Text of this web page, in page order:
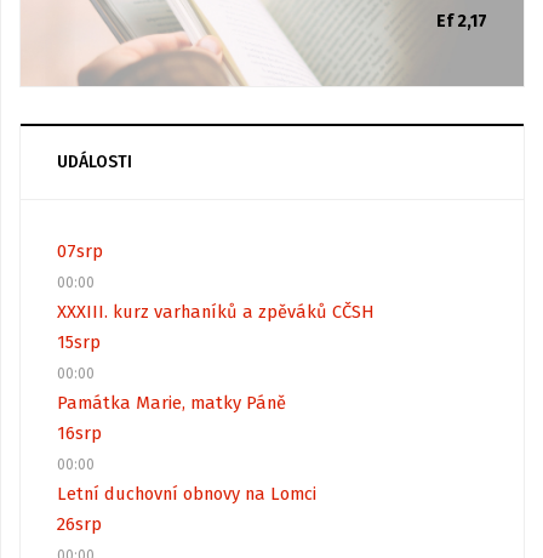
Ef 2,17
UDÁLOSTI
07srp
00:00
XXXIII. kurz varhaníků a zpěváků CČSH
15srp
00:00
Památka Marie, matky Páně
16srp
00:00
Letní duchovní obnovy na Lomci
26srp